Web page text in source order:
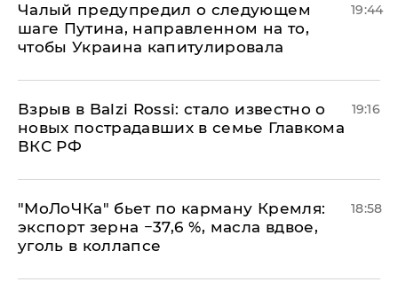
Чалый предупредил о следующем
шаге Путина, направленном на то,
чтобы Украина капитулировала
19:44
Взрыв в Balzi Rossi: стало известно о
новых пострадавших в семье Главкома
ВКС РФ
19:16
​"МоЛоЧКа" бьет по карману Кремля:
экспорт зерна −37,6 %, масла вдвое,
уголь в коллапсе
18:58